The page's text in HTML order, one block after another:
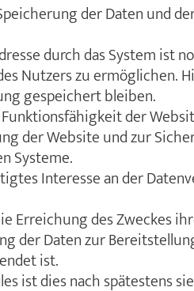
der Daten und
durch das System ist
Nutzers zu ermöglichen.
gespeichert bleiben.
der
der Website und zur
Systeme.
Interesse an der
Erreichung des Zweckes
der Daten zur
ist.
ist dies nach spätestens